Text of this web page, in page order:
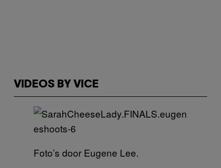
VIDEOS BY VICE
Foto’s door Eugene Lee.